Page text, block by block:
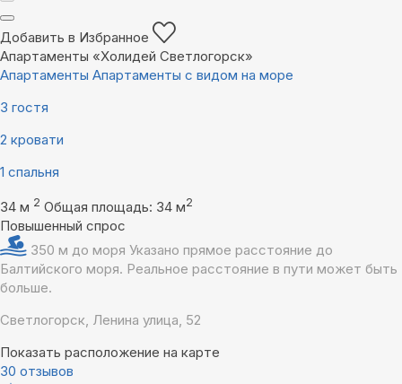
Добавить в Избранное
Апартаменты «Холидей Светлогорск»
Апартаменты Апартаменты с видом на море
3 гостя
2 кровати
1 спальня
34 м 2 Общая площадь: 34 м2
Повышенный спрос
350 м до моря Указано прямое расстояние до
Балтийского моря. Реальное расстояние в пути может быть
больше.
Светлогорск, Ленина улица, 52
Показать расположение на карте
30 отзывов